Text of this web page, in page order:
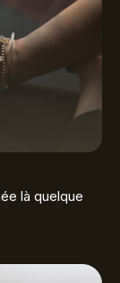
là quelque